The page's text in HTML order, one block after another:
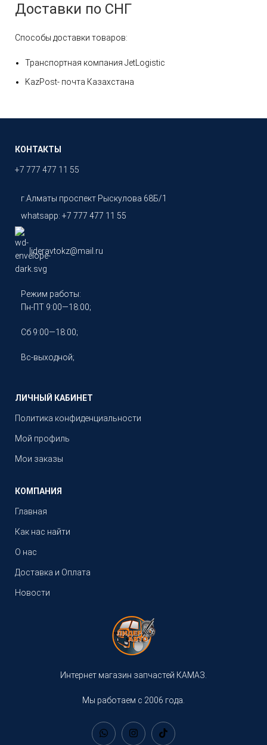
Доставки по СНГ
Способы доставки товаров:
Транспортная компания JetLogistic
KazPost- почта Казахстана
Интернет магазин запчастей КАМАЗ.
Мы работаем с 2006 года.
КОМПАНИЯ
Главная
Как нас найти
О нас
Доставка и Оплата
Новости
ЛИЧНЫЙ КАБИНЕТ
Политика конфиденциальности
Мой профиль
Мои заказы
КОНТАКТЫ
+7 777 477 11 55
г.Алматы проспект Рыскулова 68Б/1
whatsapp: +7 777 477 11 55
lideravtokz@mail.ru
Режим работы:
Пн-ПТ 9:00—18:00;
Сб 9:00—18:00;
Вс-выходной;